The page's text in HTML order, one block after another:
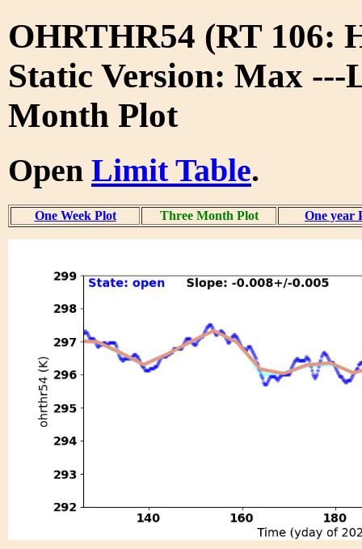
OHRTHR54 (RT 106:
Static Version: Max ---
Month Plot
Open Limit Table.
One Week Plot Three Month Plot One year